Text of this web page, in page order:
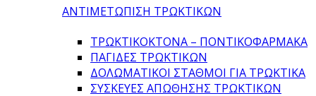
ΑΝΤΙΜΕΤΩΠΙΣΗ ΤΡΩΚΤΙΚΩΝ
ΤΡΩΚΤΙΚΟΚΤΟΝΑ – ΠΟΝΤΙΚΟΦΑΡΜΑΚA
ΠΑΓΙΔΕΣ ΤΡΩΚΤΙΚΩΝ
ΔΟΛΩΜΑΤΙΚΟΙ ΣΤΑΘΜΟΙ ΓΙΑ ΤΡΩΚΤΙΚΑ
ΣΥΣΚΕΥΕΣ ΑΠΩΘΗΣΗΣ ΤΡΩΚΤΙΚΩΝ